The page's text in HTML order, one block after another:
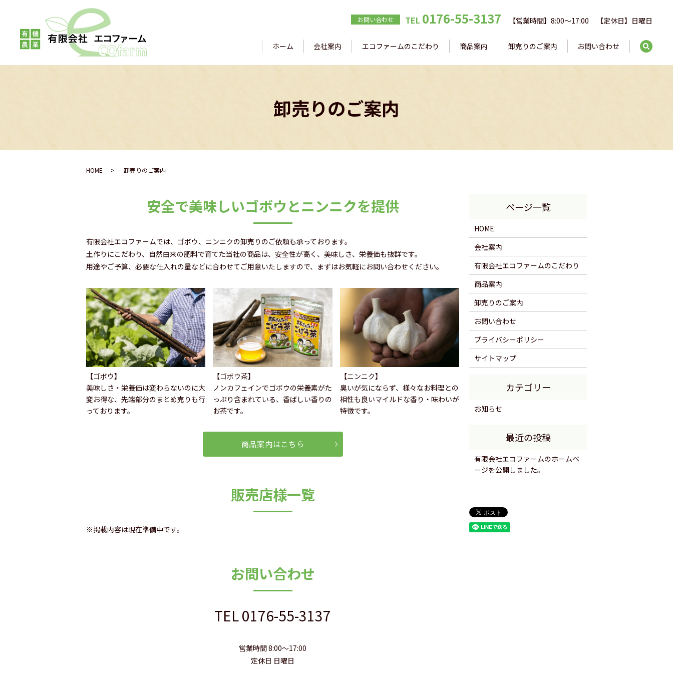
ホーム 会社案内 エコファームのこだわり 商品案内 卸売りのご案内 お問い合わせ
お問い合わせ TEL 0176-55-3137 【営業時間】8:00～17:00 【定休日】日曜日
卸売りのご案内
HOME 卸売りのご案内
安全で美味しいゴボウとニンニクを提供
有限会社エコファームでは、ゴボウ、ニンニクの卸売りのご依頼も承っております。
土作りにこだわり、自然由来の肥料で育てた当社の商品は、安全性が高く、美味しさ、栄養価も抜群です。
用途やご予算、必要な仕入れの量などに合わせてご用意いたしますので、まずはお気軽にお問い合わせください。
【ゴボウ】
美味しさ・栄養価は変わらないのに大
変お得な、先端部分のまとめ売りも行
っております。
【ゴボウ茶】
ノンカフェインでゴボウの栄養素がた
っぷり含まれている、香ばしい香りの
お茶です。
【ニンニク】
臭いが気にならず、様々なお料理との
相性も良いマイルドな香り・味わいが
特徴です。
商品案内はこちら
販売店様一覧
※掲載内容は現在準備中です。
お問い合わせ
TEL0176-55-3137
営業時間 8:00～17:00
定休日 日曜日
HOME
会社案内
有限会社エコファームのこだわり
商品案内
卸売りのご案内
お問い合わせ
プライバシーポリシー
サイトマップ
お知らせ
有限会社エコファームのホームペ
ージを公開しました。